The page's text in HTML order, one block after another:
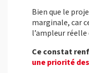
Bien que le
marginale, car
l’ampleur réelle
Ce constat
une priorité